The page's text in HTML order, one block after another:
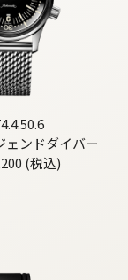
ェンドダイバー
(税込)